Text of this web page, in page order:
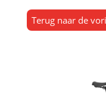
Terug naar de